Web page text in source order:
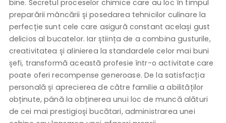
bine. Secretul proceselor chimice care au loc în timpul
preparării mâncării și posedarea tehnicilor culinare la
perfecție sunt cele care asigură constant același gust
delicios al bucatelor. Iar știința de a combina gusturile,
creativitatea și alinierea la standardele celor mai buni
șefi, transformă această profesie într-o activitate care
poate oferi recompense generoase. De la satisfacția
personală și aprecierea de către familie a abilităților
obținute, până la obținerea unui loc de muncă alături
de cei mai prestigioși bucătari, administrarea unei